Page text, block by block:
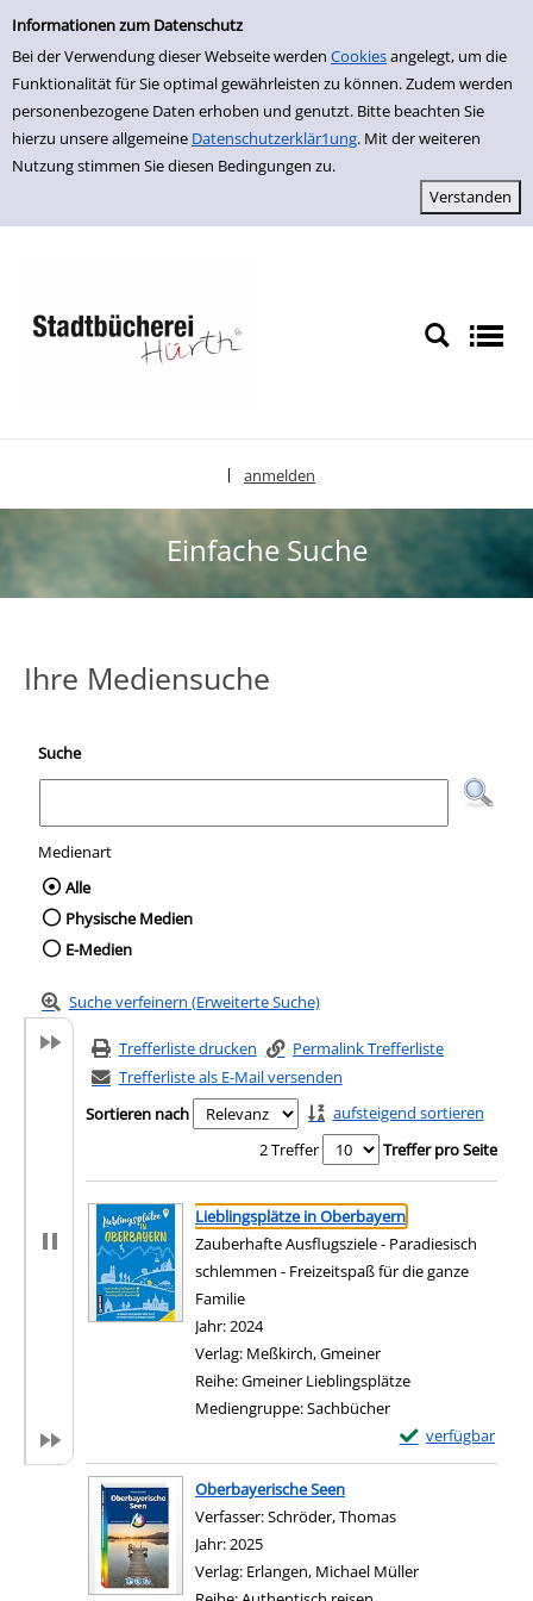
Einfache Suche
Informationen zum Datenschutz
Bei der Verwendung dieser Webseite werden Cookiesangelegt, um die
Funktionalität für Sie optimal gewährleisten zu können. Zudem werden
personenbezogene Daten erhoben und genutzt. Bitte beachten Sie
hierzu unsere allgemeine Datenschutzerklär1ung. Mit der weiteren
Nutzung stimmen Sie diesen Bedingungen zu.
zur Navigation springen
zum Inhalt springen
Zu den Suchfiltern springen
Zur Trefferliste springen
anmelden
Einfache Suche
Ihre Mediensuche
Suche
Medienart
Wählen Sie die Medienart nach der Sie
Alle
Physische Medien
E-Medien
Suche verfeinern (Erweiterte Suche)
Trefferliste drucken
Permalink Trefferliste
Trefferliste als E-Mail versenden
Sortieren nach
aufsteigend sortieren
2 Treffer
Treffer pro Seite
Suchergebnis
Zu den Suchfiltern springen
Lieblingsplätze in Oberbayern
Zauberhafte Ausflugsziele - Paradiesisch
schlemmen - Freizeitspaß für die ganze
Familie
Suche nach diesem Verfasser
Jahr:2024
Verlag: Meßkirch, Gmeiner
Reihe:Gmeiner Lieblingsplätze
Mediengruppe:Sachbücher
verfügbar
Exemplar-Details
Zum Download
Oberbayerische Seen
Verfasser:Schröder, Thomas
Jahr:2025
Verlag: Erlangen, Michael Müller